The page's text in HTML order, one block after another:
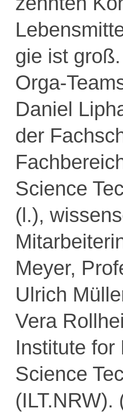
gie ist
Orga-
Daniel
der
Science
(l.),
Meyer,
Ulrich
Vera
Institute for
Science
(ILT.NRW).